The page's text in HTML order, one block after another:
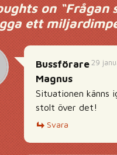
on “Frågan
ett
29
Bussförare
Magnus
Situationen känns
stolt över det!
Svara